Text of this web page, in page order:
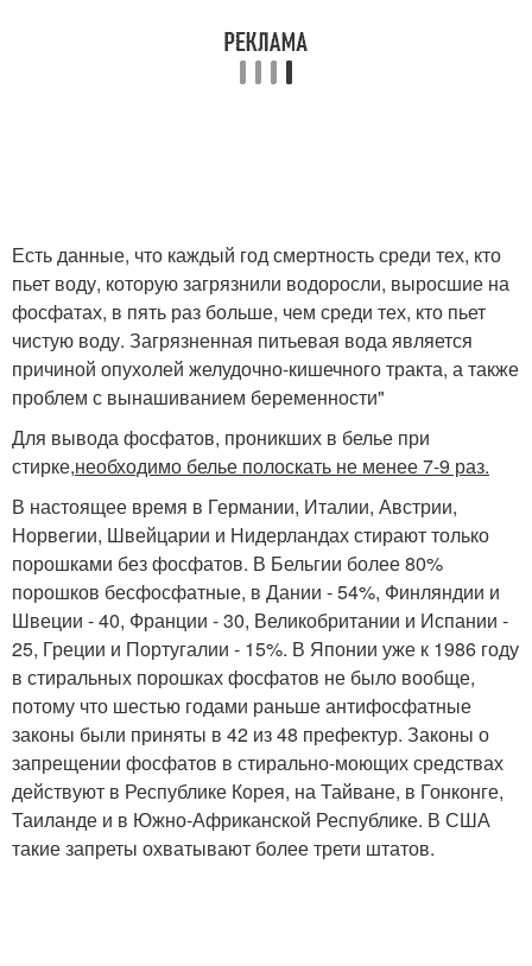
Есть данные, что каждый год смертность среди тех, кто
пьет воду, которую загрязнили водоросли, выросшие на
фосфатах, в пять раз больше, чем среди тех, кто пьет
чистую воду. Загрязненная питьевая вода является
причиной опухолей желудочно-кишечного тракта, а также
проблем с вынашиванием беременности"
Для вывода фосфатов, проникших в белье при
стирке,необходимо белье полоскать не менее 7-9 раз.
В настоящее время в Германии, Италии, Австрии,
Норвегии, Швейцарии и Нидерландах стирают только
порошками без фосфатов. В Бельгии более 80%
порошков бесфосфатные, в Дании - 54%, Финляндии и
Швеции - 40, Франции - 30, Великобритании и Испании -
25, Греции и Португалии - 15%. В Японии уже к 1986 году
в стиральных порошках фосфатов не было вообще,
потому что шестью годами раньше антифосфатные
законы были приняты в 42 из 48 префектур. Законы о
запрещении фосфатов в стирально-моющих средствах
действуют в Республике Корея, на Тайване, в Гонконге,
Таиланде и в Южно-Африканской Республике. В США
такие запреты охватывают более трети штатов.